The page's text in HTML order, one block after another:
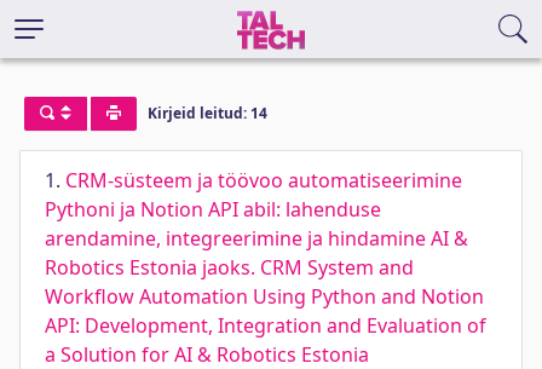
Kirjeid leitud: 14
1. CRM-süsteem ja töövoo automatiseerimine
Pythoni ja Notion API abil: lahenduse
arendamine, integreerimine ja hindamine AI &
Robotics Estonia jaoks. CRM System and
Workflow Automation Using Python and Notion
API: Development, Integration and Evaluation of
a Solution for AI & Robotics Estonia